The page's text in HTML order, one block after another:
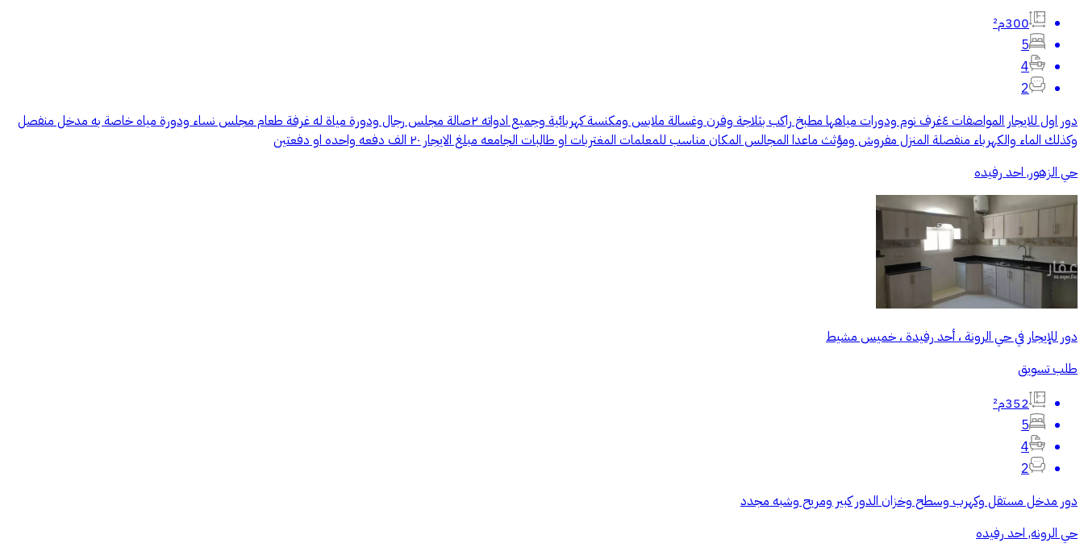
300م²
5
4
2
دور اول للايجار المواصفات ٤غرف نوم ودورات مياهها مطبخ راكب بثلاجة وفرن وغسالة ملابس ومكنسة كهربائية وجميع ادواته ٢صالة مجلس رجال ودورة مياة له غرفة طعام مجلس نساء ودورة مياه خاصة به مدخل منفصل
وكذلك الماء والكهرباء منفصلة المنزل مفروش ومؤثث ماعدا المجالس المكان مناسب للمعلمات المغتربات او طالبات الجامعه مبلغ الايجار ٢٠ الف دفعه واحده او دفعتين
حي الزهور, احد رفيده
دور للإيجار في حي الرونة ، أحد رفيدة ، خميس مشيط
طلب تسويق
352م²
5
4
2
دور مدخل مستقل وكهرب وسطح وخزان الدور كبير ومريح وشبه مجدد
حي الرونه, احد رفيده